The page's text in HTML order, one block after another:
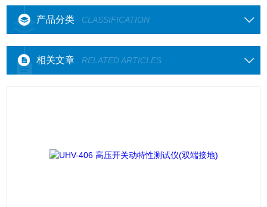
产品分类 CLASSIFICATION
相关文章 RELATED ARTICLES